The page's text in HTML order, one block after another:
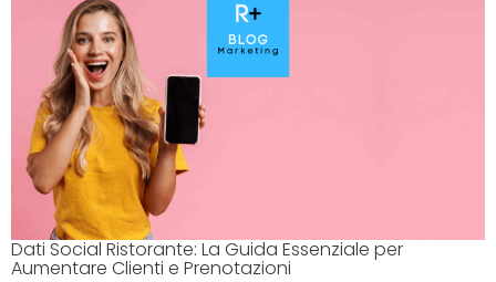
Dati Social Ristorante: La Guida Essenziale per
Aumentare Clienti e Prenotazioni